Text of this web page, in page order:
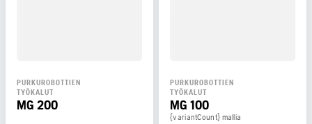
PURKUROBOTTIEN
TYÖKALUT
MG 200
PURKUROBOTTIEN
TYÖKALUT
MG 100
{variantCount} mallia